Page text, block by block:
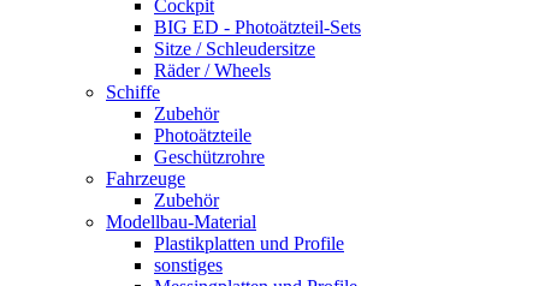
Cockpit
BIG ED - Photoätzteil-Sets
Sitze / Schleudersitze
Räder / Wheels
Schiffe
Zubehör
Photoätzteile
Geschützrohre
Fahrzeuge
Zubehör
Modellbau-Material
Plastikplatten und Profile
sonstiges